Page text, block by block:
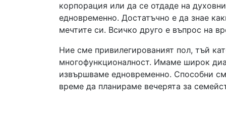
корпорация или да се отдаде на
едновременно. Достатъчно е да знае
мечтите си. Всичко друго е въпрос на
Ние сме привилегированият пол, тъй
многофункционалност. Имаме широк
извършваме едновременно. Способни
време да планираме вечерята за